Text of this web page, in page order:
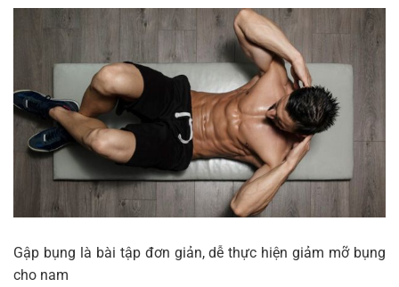
Gập bụng là bài tập đơn giản, dễ thực hiện giảm mỡ bụng
cho nam